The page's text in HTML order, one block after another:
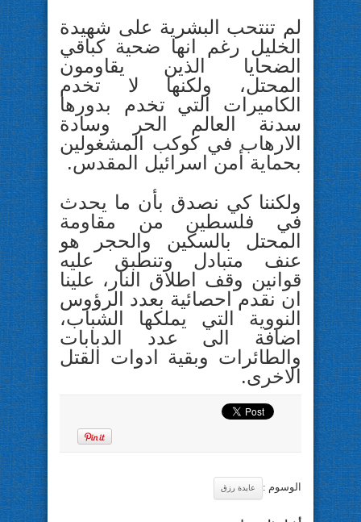
لم تنتحب البشرية على شهيدة
الخليل رغم انها ضحية كباقي
الضحايا الذين يقاومون
المحتل، ولكنها لا تخدم
الكاميرات التي تخدم بدورها
سدنة العالم الحر وسادة
الارهاب في كوكب المشغولين
بحماية أمن اسرائيل المقدس.
ولكننا كي نصدق بأن ما يحدث
في فلسطين من مقاومة
المحتل بالسكين والحجر هو
عنف متبادل وتنطبق عليه
قوانين وقف اطلاق النار، علينا
ان نقدم احصائية بعدد الرؤوس
النووية التي يملكها الشباب،
اضافة الى عدد الدبابات
والطائرات وبقية ادوات القتل
الاخرى.
الوسوم : عايدة رزق